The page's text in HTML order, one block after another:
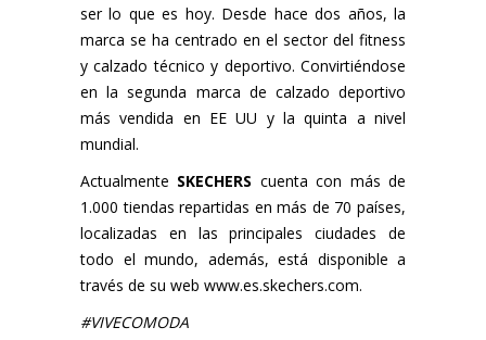
ser lo que es hoy. Desde hace dos años, la
marca se ha centrado en el sector del fitness
y calzado técnico y deportivo. Convirtiéndose
en la segunda marca de calzado deportivo
más vendida en EE UU y la quinta a nivel
mundial.
Actualmente SKECHERS cuenta con más de
1.000 tiendas repartidas en más de 70 países,
localizadas en las principales ciudades de
todo el mundo, además, está disponible a
través de su web www.es.skechers.com.
#VIVECOMODA